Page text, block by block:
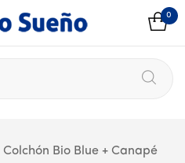
0
Colchón Bio Blue + Canapé